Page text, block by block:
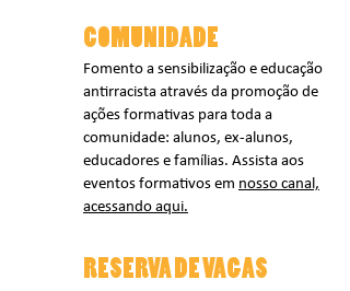
COMUNIDADE
Fomento a sensibilização e educação
antirracista através da promoção de
ações formativas para toda a
comunidade: alunos, ex-alunos,
educadores e famílias. Assista aos
eventos formativos em nosso canal,
acessando aqui.
RESERVA DE VAGAS